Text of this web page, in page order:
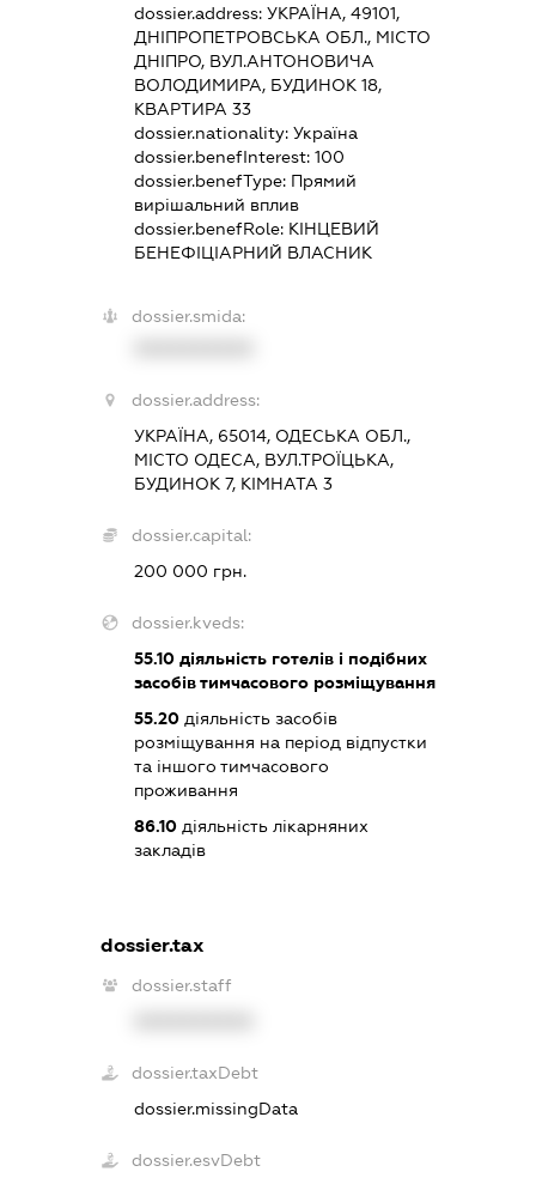
dossier.address: УКРАЇНА, 49101,
ДНІПРОПЕТРОВСЬКА ОБЛ., МІСТО
ДНІПРО, ВУЛ.АНТОНОВИЧА
ВОЛОДИМИРА, БУДИНОК 18,
КВАРТИРА 33
dossier.nationality: Україна
dossier.benefInterest: 100
dossier.benefType: Прямий
вирішальний вплив
dossier.benefRole: КІНЦЕВИЙ
БЕНЕФІЦІАРНИЙ ВЛАСНИК
dossier.smida:
dossier.address:
УКРАЇНА, 65014, ОДЕСЬКА ОБЛ.,
МІСТО ОДЕСА, ВУЛ.ТРОЇЦЬКА,
БУДИНОК 7, КІМНАТА 3
dossier.capital:
200 000 грн.
dossier.kveds:
55.10діяльність готелів і подібних
засобів тимчасового розміщування
55.20діяльність засобів
розміщування на період відпустки
та іншого тимчасового
проживання
86.10діяльність лікарняних
закладів
dossier.tax
dossier.staff
dossier.taxDebt
dossier.missingData
dossier.esvDebt